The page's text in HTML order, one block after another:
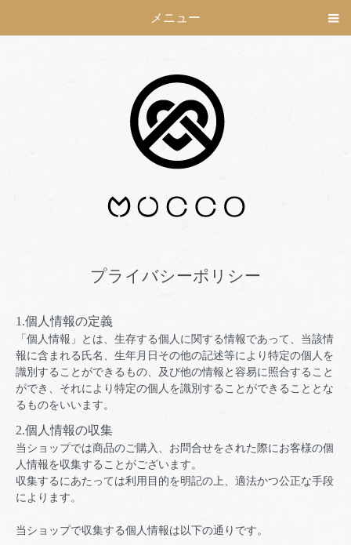
メニュー
プライバシーポリシー
1.個人情報の定義
「個人情報」とは、生存する個人に関する情報であって、当該情
報に含まれる氏名、生年月日その他の記述等により特定の個人を
識別することができるもの、及び他の情報と容易に照合すること
ができ、それにより特定の個人を識別することができることとな
るものをいいます。
2.個人情報の収集
当ショップでは商品のご購入、お問合せをされた際にお客様の個
人情報を収集することがございます。
収集するにあたっては利用目的を明記の上、適法かつ公正な手段
によります。
当ショップで収集する個人情報は以下の通りです。